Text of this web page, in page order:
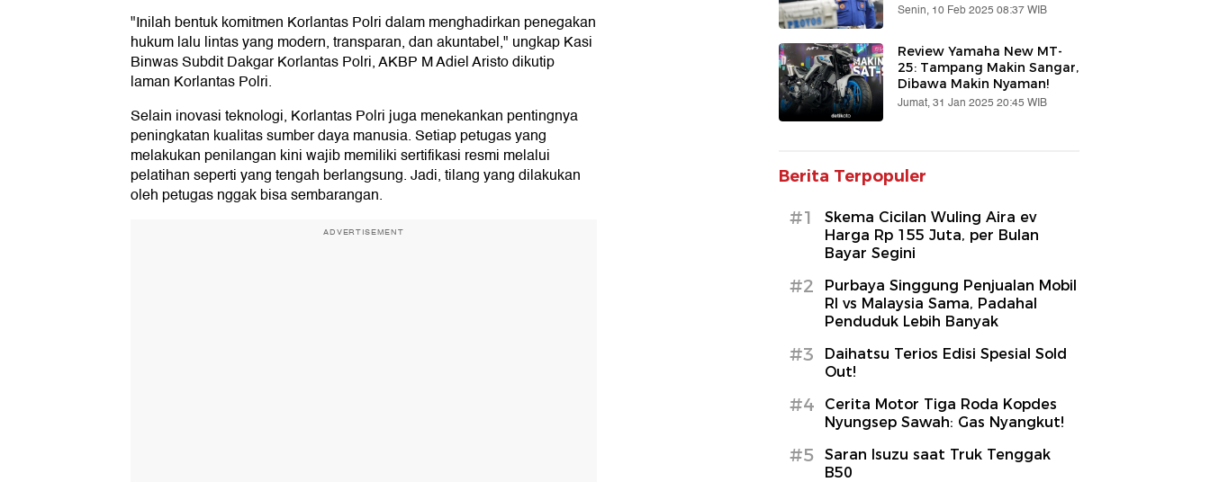
"Inilah bentuk komitmen Korlantas Polri dalam menghadirkan penegakan
hukum lalu lintas yang modern, transparan, dan akuntabel," ungkap Kasi
Binwas Subdit Dakgar Korlantas Polri, AKBP M Adiel Aristo dikutip
laman Korlantas Polri.
Selain inovasi teknologi, Korlantas Polri juga menekankan pentingnya
peningkatan kualitas sumber daya manusia. Setiap petugas yang
melakukan penilangan kini wajib memiliki sertifikasi resmi melalui
pelatihan seperti yang tengah berlangsung. Jadi, tilang yang dilakukan
oleh petugas nggak bisa sembarangan.
ADVERTISEMENT
Senin, 10 Feb 2025 08:37 WIB
Review Yamaha New MT-
25: Tampang Makin Sangar,
Dibawa Makin Nyaman!
Jumat, 31 Jan 2025 20:45 WIB
Berita Terpopuler
#1
Skema Cicilan Wuling Aira ev
Harga Rp 155 Juta, per Bulan
Bayar Segini
#2
Purbaya Singgung Penjualan Mobil
RI vs Malaysia Sama, Padahal
Penduduk Lebih Banyak
#3
Daihatsu Terios Edisi Spesial Sold
Out!
#4
Cerita Motor Tiga Roda Kopdes
Nyungsep Sawah: Gas Nyangkut!
#5
Saran Isuzu saat Truk Tenggak
B50